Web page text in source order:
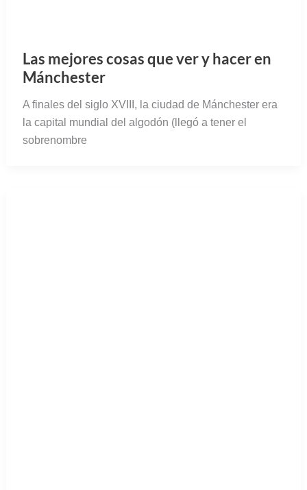
Las mejores cosas que ver y hacer en
Mánchester
A finales del siglo XVIII, la ciudad de Mánchester era
la capital mundial del algodón (llegó a tener el
sobrenombre